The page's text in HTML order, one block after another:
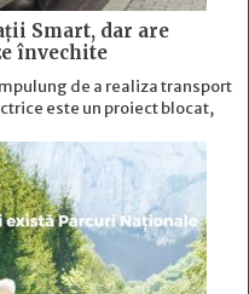
Smart, dar are
învechite
de a realiza transport
este un proiect blocat,